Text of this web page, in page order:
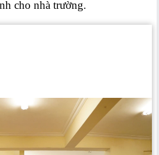
cho nhà trường.